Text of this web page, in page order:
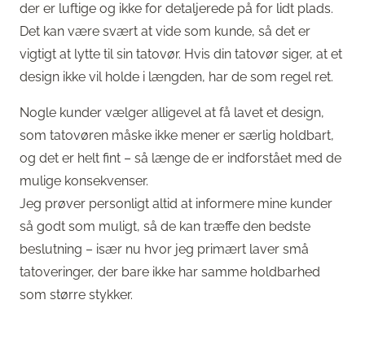
der er luftige og ikke for detaljerede på for lidt plads.
Det kan være svært at vide som kunde, så det er
vigtigt at lytte til sin tatovør. Hvis din tatovør siger, at et
design ikke vil holde i længden, har de som regel ret.
Nogle kunder vælger alligevel at få lavet et design,
som tatovøren måske ikke mener er særlig holdbart,
og det er helt fint – så længe de er indforstået med de
mulige konsekvenser.
Jeg prøver personligt altid at informere mine kunder
så godt som muligt, så de kan træffe den bedste
beslutning – især nu hvor jeg primært laver små
tatoveringer, der bare ikke har samme holdbarhed
som større stykker.